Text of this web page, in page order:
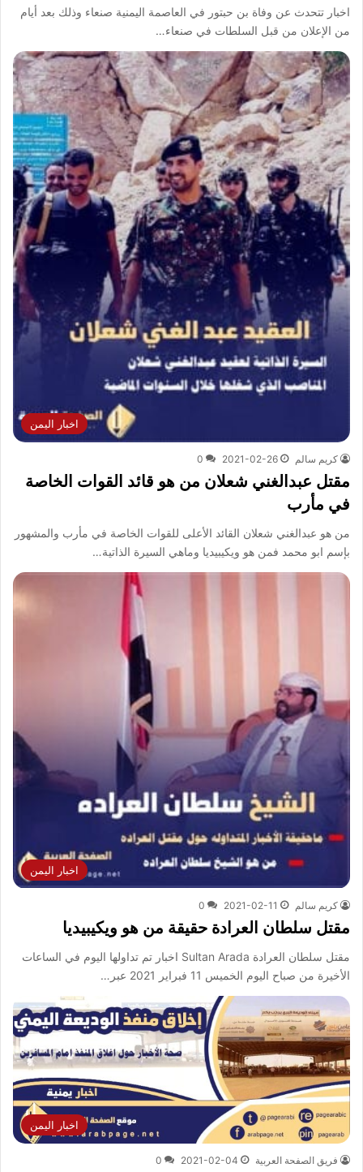
اخبار تتحدث عن وفاة بن حبتور في العاصمة اليمنية صنعاء وذلك بعد أيام
من الإعلان من قبل السلطات في صنعاء…
اخبار اليمن
كريم سالم 2021-02-26
0
مقتل عبدالغني شعلان من هو قائد القوات الخاصة
في مأرب
من هو عبدالغني شعلان القائد الأعلى للقوات الخاصة في مأرب والمشهور
بإسم ابو محمد فمن هو ويكيبيديا وماهي السيرة الذاتية…
اخبار اليمن
كريم سالم 2021-02-11
0
مقتل سلطان العرادة حقيقة من هو ويكيبيديا
مقتل سلطان العرادة Sultan Arada اخبار تم تداولها اليوم في الساعات
الأخيرة من صباح اليوم الخميس 11 فبراير 2021 عبر…
اخبار اليمن
فريق الصفحة العربية 2021-02-04
0